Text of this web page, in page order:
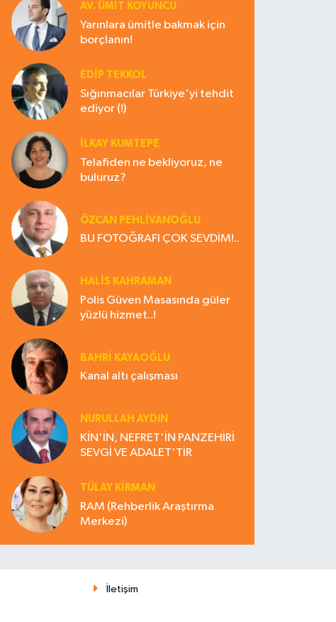
AV. ÜMIT KOYUNCU
Yarınlara ümitle bakmak için
borçlanın!
EDIP TEKKOL
Sığınmacılar Türkiye'yi tehdit
ediyor (!)
İLKAY KUMTEPE
Telafiden ne bekliyoruz, ne
buluruz?
ÖZCAN PEHLİVANOĞLU
BU FOTOĞRAFI ÇOK SEVDİM!..
HALIS KAHRAMAN
Polis Güven Masasında güler
yüzlü hizmet..!
BAHRI KAYAOĞLU
Kanal altı çalışması
NURULLAH AYDIN
KİN'İN, NEFRET'İN PANZEHİRİ
SEVGİ VE ADALET'TİR
TÜLAY KİRMAN
RAM (Rehberlik Araştırma
Merkezi)
İletişim